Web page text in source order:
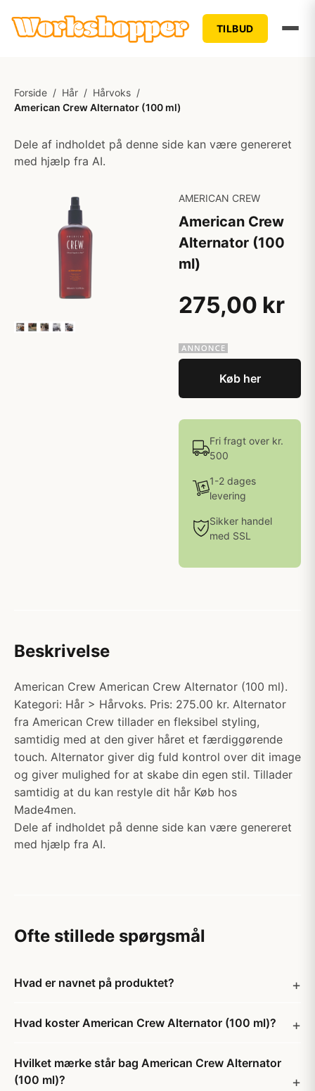
TILBUD
Forside / Hår / Hårvoks /
American Crew Alternator (100 ml)
Dele af indholdet på denne side kan være genereret
med hjælp fra AI.
AMERICAN CREW
American Crew
Alternator (100
ml)
275,00 kr
Køb her
Fri fragt over kr.
500
1-2 dages
levering
Sikker handel
med SSL
Beskrivelse
American Crew American Crew Alternator (100 ml).
Kategori: Hår > Hårvoks. Pris: 275.00 kr. Alternator
fra American Crew tillader en fleksibel styling,
samtidig med at den giver håret et færdiggørende
touch. Alternator giver dig fuld kontrol over dit image
og giver mulighed for at skabe din egen stil. Tillader
samtidig at du kan restyle dit hår Køb hos
Made4men.
Dele af indholdet på denne side kan være genereret
med hjælp fra AI.
Ofte stillede spørgsmål
Hvad er navnet på produktet?
Hvad koster American Crew Alternator (100 ml)?
Hvilket mærke står bag American Crew Alternator
(100 ml)?